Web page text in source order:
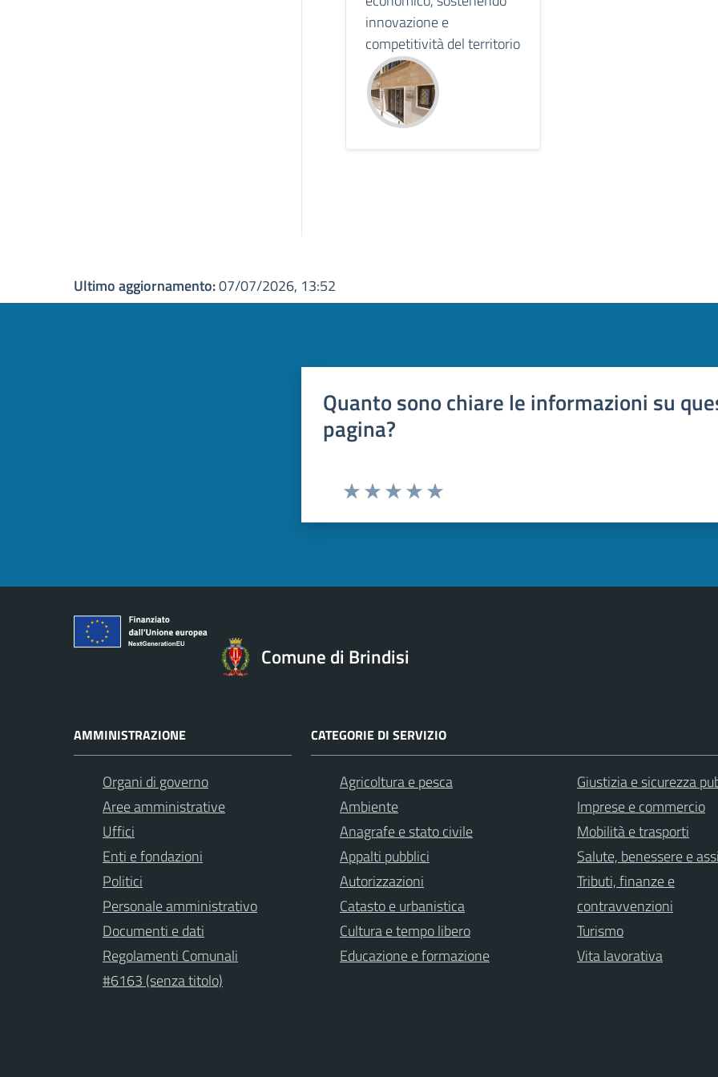
innovazione e
competitività del territorio
Ultimo aggiornamento:07/07/2026, 13:52
Quanto sono chiare le informazioni su
pagina?
Comune di Brindisi
AMMINISTRAZIONE
Organi di governo
Aree amministrative
Uffici
Enti e fondazioni
Politici
Personale amministrativo
Documenti e dati
Regolamenti Comunali
#6163 (senza titolo)
CATEGORIE DI SERVIZIO
Agricoltura e pesca
Ambiente
Anagrafe e stato civile
Appalti pubblici
Autorizzazioni
Catasto e urbanistica
Cultura e tempo libero
Educazione e formazione
Giustizia e sicurezza
Imprese e commercio
Mobilità e trasporti
Salute, benessere e
Tributi, finanze e
contravvenzioni
Turismo
Vita lavorativa